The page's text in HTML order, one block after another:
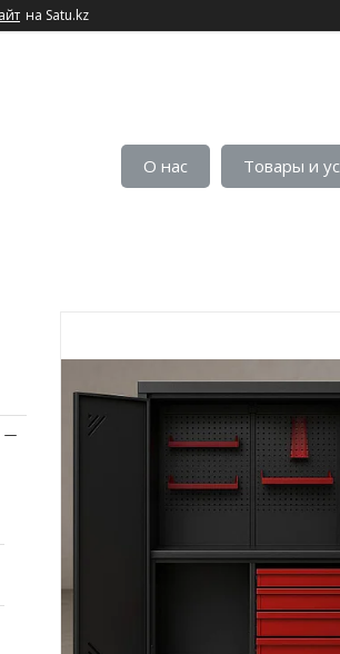
на Satu.kz
О нас Товары и